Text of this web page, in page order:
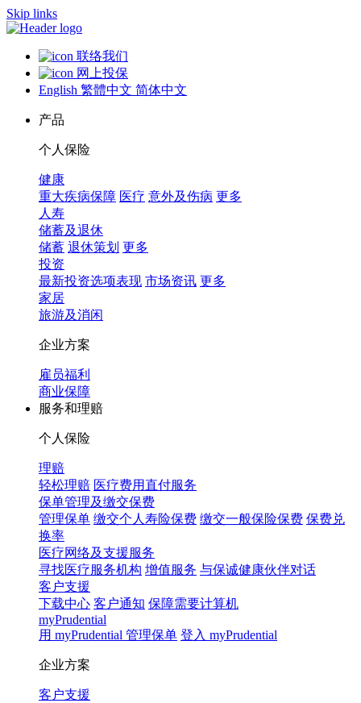
Skip links
联络我们
网上投保
English 繁體中文 简体中文
产品
个人保险
健康
重大疾病保障 医疗 意外及伤病 更多
人寿
储蓄及退休
储蓄 退休策划 更多
投资
最新投资选项表现 市场资讯 更多
家居
旅游及消闲
企业方案
雇员福利
商业保障
服务和理赔
个人保险
理赔
轻松理赔 医疗费用直付服务
保单管理及缴交保费
管理保单 缴交个人寿险保费 缴交一般保险保费 保费兑
换率
医疗网络及支援服务
寻找医疗服务机构 增值服务 与保诚健康伙伴对话
客户支援
下载中心 客户通知 保障需要计算机
myPrudential
用 myPrudential 管理保单 登入 myPrudential
企业方案
客户支援